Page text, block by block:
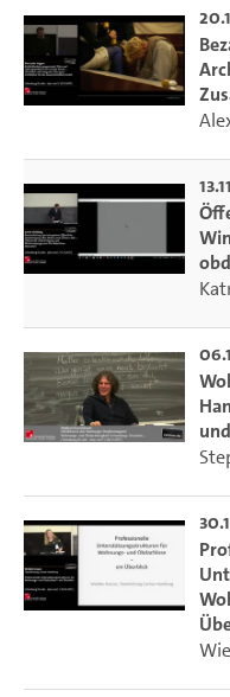
Statistik, Hilfe- und
Armutsbekämpfung
zwischen
Öffentliche
Winternotprogramm
Bezahlbar und
Zusammenleben leistet
Armut und Gesundheit:
Lebenslagen
Lebenslagen von
Arbeitsmigration –
Osteuropa